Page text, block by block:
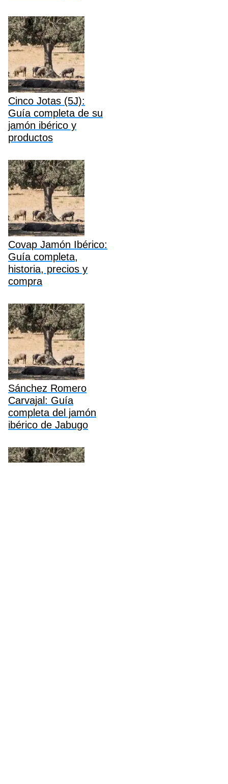
Cinco Jotas (5J):
Guía completa de su
jamón ibérico y
productos
Covap Jamón Ibérico:
Guía completa,
historia, precios y
compra
Sánchez Romero
Carvajal: Guía
completa del jamón
ibérico de Jabugo